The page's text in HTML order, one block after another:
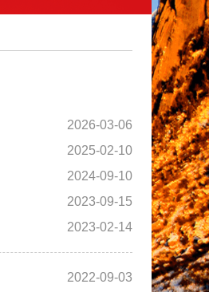
2026-03-06
2025-02-10
2024-09-10
2023-09-15
2023-02-14
2022-09-03